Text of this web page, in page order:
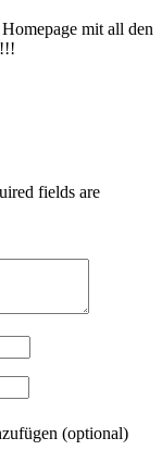
mit all den
fields are
(optional)